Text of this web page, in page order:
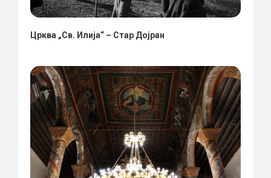
Црква „Св. Илија“ – Стар Дојран